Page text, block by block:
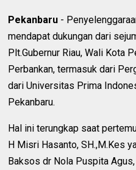
Pekanbaru -
mendapat dukungan dari
Plt.Gubernur Riau, Wali Kota
Perbankan, termasuk dari
dari Universitas Prima
Pekanbaru.
Hal ini terungkap saat
H Misri Hasanto, SH.,M.Kes
Baksos dr Nola Puspita